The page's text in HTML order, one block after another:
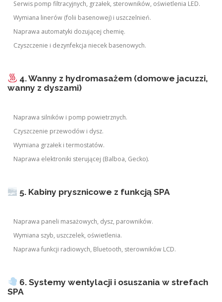
Serwis pomp filtracyjnych, grzałek, sterowników, oświetlenia LED.
Wymiana linerów (folii basenowej) i uszczelnień.
Naprawa automatyki dozującej chemię.
Czyszczenie i dezynfekcja niecek basenowych.
4. Wanny z hydromasażem (domowe jacuzzi,
wanny z dyszami)
Naprawa silników i pomp powietrznych.
Czyszczenie przewodów i dysz.
Wymiana grzałek i termostatów.
Naprawa elektroniki sterującej (Balboa, Gecko).
5. Kabiny prysznicowe z funkcją SPA
Naprawa paneli masażowych, dysz, parowników.
Wymiana szyb, uszczelek, oświetlenia.
Naprawa funkcji radiowych, Bluetooth, sterowników LCD.
6. Systemy wentylacji i osuszania w strefach
SPA